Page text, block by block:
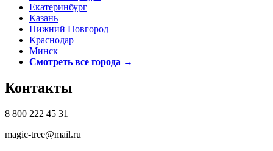
Екатеринбург
Казань
Нижний Новгород
Краснодар
Минск
Смотреть все города →
Контакты
8 800 222 45 31
magic-tree@mail.ru